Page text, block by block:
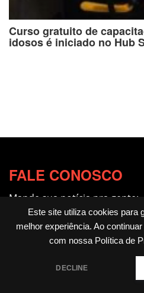
Este site utiliza cookies para
melhor experiência. Ao
com nossa Política de
DECLINE
Curso gratuito de
idosos é iniciado no Hub
FALE CONOSCO
Mande sua notícia pra gente:
redacao@fotocitando.com.br
Políticas de Privacidade
Fotocitando